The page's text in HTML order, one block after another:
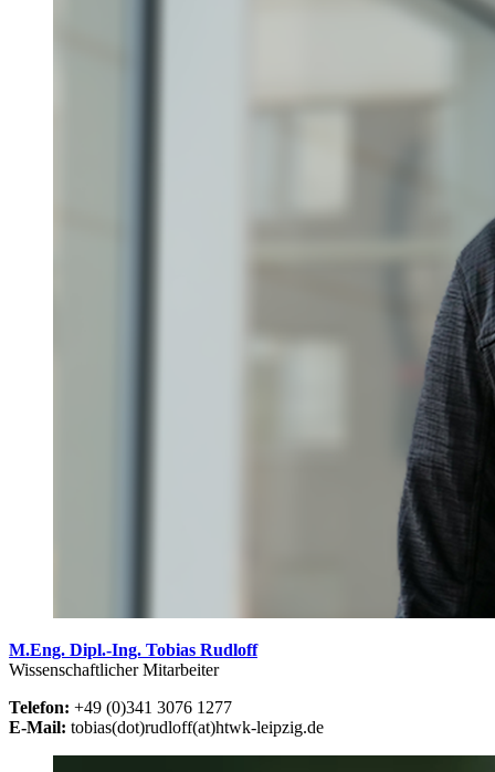
M.Eng. Dipl.-Ing. Tobias Rudloff
Wissenschaftlicher Mitarbeiter
Telefon: +49 (0)341 3076 1277
E-Mail: tobias(dot)rudloff(at)htwk-leipzig.de